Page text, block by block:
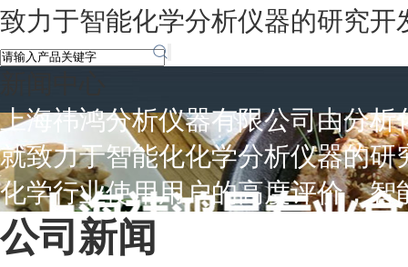
致力于智能化学分析仪器的研究开
上海祎鸿分析仪器有限公司由分
就致力于智能化化学分析仪器的
化学行业使用用户的高度评价，
公司新闻